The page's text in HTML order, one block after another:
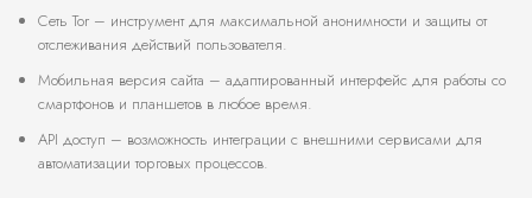
Сеть Tor – инструмент для максимальной анонимности и защиты от
отслеживания действий пользователя.
Мобильная версия сайта – адаптированный интерфейс для работы со
смартфонов и планшетов в любое время.
API доступ – возможность интеграции с внешними сервисами для
автоматизации торговых процессов.